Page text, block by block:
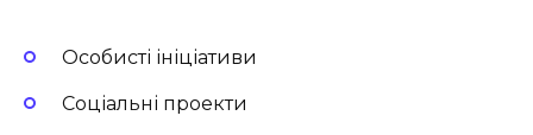
Особисті ініціативи
Соціальні проекти